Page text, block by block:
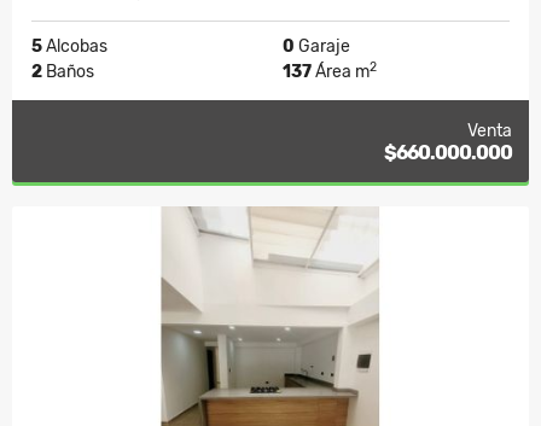
5Alcobas 0 Garaje
2 Baños 137Área m2
Venta
$660.000.000